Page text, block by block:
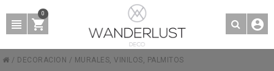
0
/ DECORACION / MURALES, VINILOS, PALMITOS